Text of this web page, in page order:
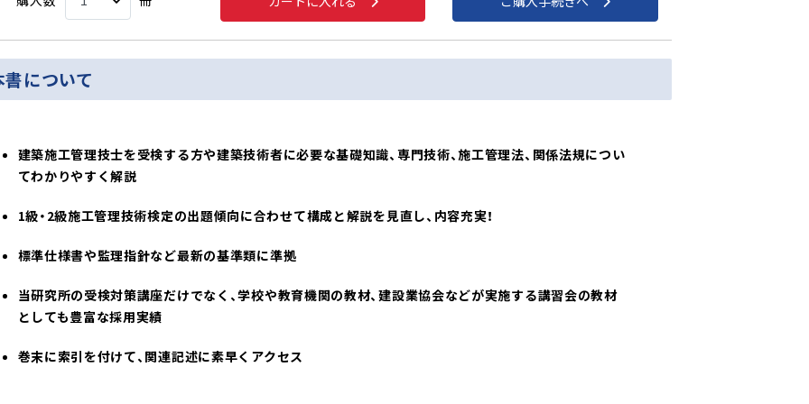
書について
建築施工管理技士を受検する方や建築技術者に必要な基礎知識、専門技術、施工管理法、関係法規につい
てわかりやすく解説
1級・2級施工管理技術検定の出題傾向に合わせて構成と解説を見直し、内容充実！
標準仕様書や監理指針など最新の基準類に準拠
当研究所の受検対策講座だけでなく、学校や教育機関の教材、建設業協会などが実施する講習会の教材
としても豊富な採用実績
巻末に索引を付けて、関連記述に素早くアクセス